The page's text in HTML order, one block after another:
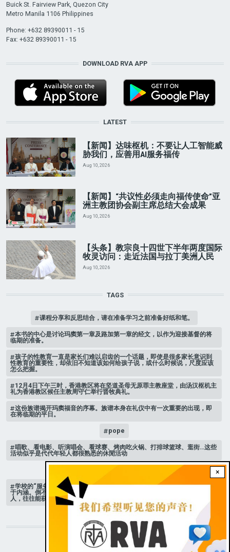
×
Buick St. Fairview Park, Quezon City
Metro Manila 1106 Philippines
Phone: +632 89390011 - 15
Fax: +632 89390011 - 15
DOWNLOAD RVA APP
LATEST
【新闻】达味枢机：不要让人工智能威
胁我们，应善用AI服务福传
Aug 10, 2026
【新闻】“共议性必须走向福传使命”亚
洲主教团协会副主席总结大会成果
Aug 10, 2026
【头条】教宗良十四世下半年两度国际
牧灵访问：走近法国与拉丁美洲人民
Aug 10, 2026
TAGS
课程分享和反思结合，请在准备学习之前准备好纸和笔。
​本书的中心是讨论玛窦第一章及路加第一章的经文，以作为迎接基督的将
临期的准备。
孩子的性教育一直是家长们难以启齿的一个话题，即使是很多家长意识到
性教育的重要性，却依旧不知道该如何给孩子说，或什么时候说，尺度应该
怎么把握。
12月4日下午三时，香港教区将在坚道圣母无原罪主教座堂，由汤汉枢机主
礼为香港教区候任主教周守仁举行晋牧典礼。
这份族谱揭开玛窦福音的序幕。族谱本身在礼仪中有一次重要的出现，即
在将临期的平日。
pope
唱歌、看电影、听演唱会、看球赛、烤肉吃火锅、打排球篮球、逛街…这些
活动似乎是代代年轻人都很熟悉的休閒活动
学校的“服务课”，带著强迫性质，服务的范围也欠缺实质意义，有时形式重
于内涵。倒不如自行参加服务社团，自己选择服务对象，亲自走访需要的
人，往往能获得震撼与成长的经验。
STAY CONNECTED WITH US!